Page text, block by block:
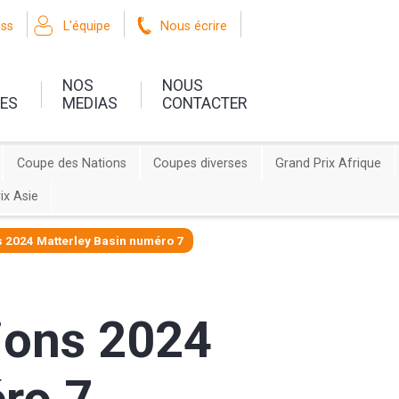
L'équipe Nous écrire
NOS
MEDIAS
NOUS
CONTACTER
Coupe des Nations Coupes diverses Grand Prix Afrique
Asie
Matterley Basin numéro 7
2024